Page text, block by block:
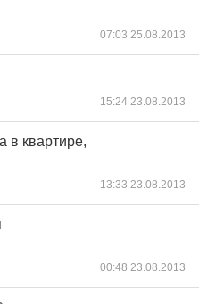
07:03 25.08.2013
15:24 23.08.2013
в квартире,
13:33 23.08.2013
00:48 23.08.2013